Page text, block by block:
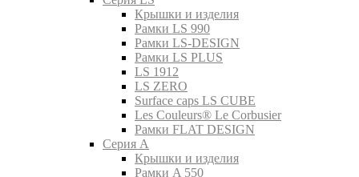
Крышки и изделия
Рамки LS 990
Рамки LS-DESIGN
Рамки LS PLUS
LS 1912
LS ZERO
Surface caps LS CUBE
Les Couleurs® Le Corbusier
Рамки FLAT DESIGN
Серия A
Крышки и изделия
Рамки A 550